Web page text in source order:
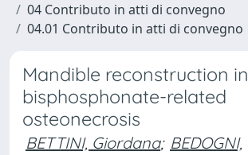
04 Contributo in atti di convegno
04.01 Contributo in atti di convegno
Mandible reconstruction in
bisphosphonate-related
osteonecrosis
BETTINI, Giordana; BEDOGNI,